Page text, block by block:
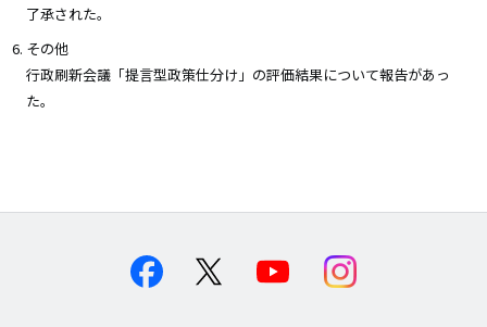
了承された。
その他
行政刷新会議「提言型政策仕分け」の評価結果について報告があっ
た。